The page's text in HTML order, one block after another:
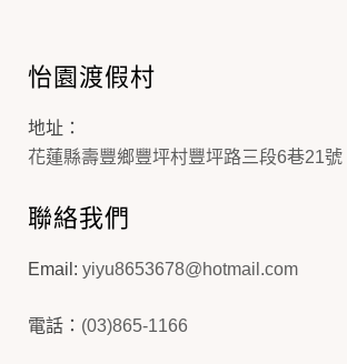
怡園渡假村
地址：
花蓮縣壽豐鄉豐坪村豐坪路三段6巷21號
聯絡我們
Email: yiyu8653678@hotmail.com
電話： (03)865-1166